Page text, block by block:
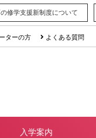
修学支援新制度について
ターの方 よくある質問
入学案内